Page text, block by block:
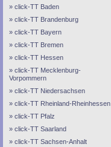
click-TT Baden
click-TT Brandenburg
click-TT Bayern
click-TT Bremen
click-TT Hessen
click-TT Mecklenburg-
Vorpommern
click-TT Niedersachsen
click-TT Rheinland-Rheinhessen
click-TT Pfalz
click-TT Saarland
click-TT Sachsen-Anhalt